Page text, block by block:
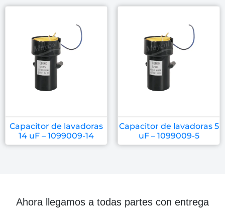
Capacitor de lavadoras
14 uF – 1099009-14
Capacitor de lavadoras 5
uF – 1099009-5
Ahora llegamos a todas partes con entrega